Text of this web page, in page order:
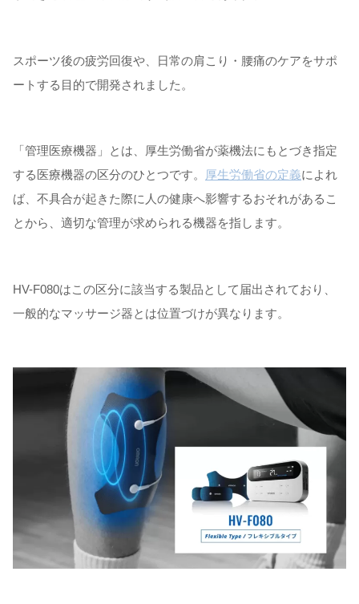
スポーツ後の疲労回復や、日常の肩こり・腰痛のケアをサポ
ートする目的で開発されました。
「管理医療機器」とは、厚生労働省が薬機法にもとづき指定
する医療機器の区分のひとつです。
厚生労働省の定義によれ
ば、不具合が起きた際に人の健康へ影響するおそれがあるこ
とから、適切な管理が求められる機器を指します。
HV-F080はこの区分に該当する製品として届出されており、
一般的なマッサージ器とは位置づけが異なります。